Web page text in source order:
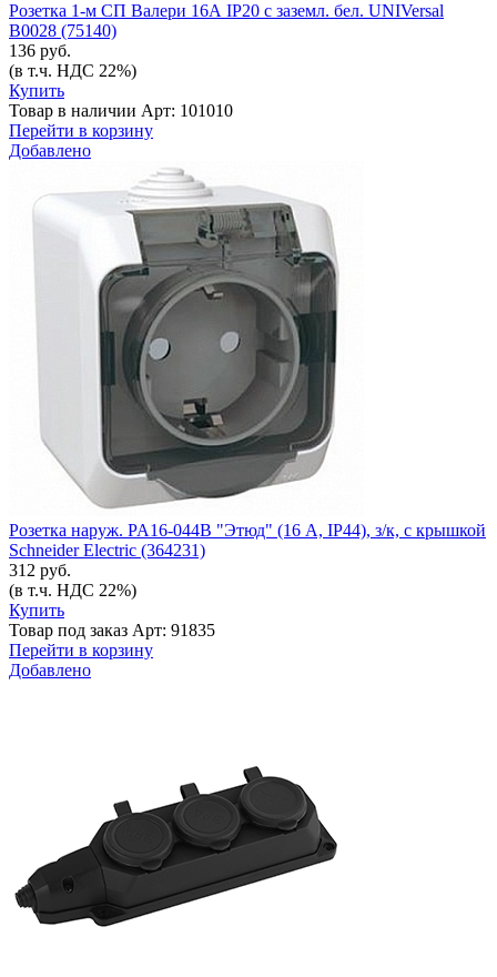
Розетка 1-м СП Валери 16А IP20 с заземл. бел. UNIVersal
В0028 (75140)
136 руб.
(в т.ч. НДС 22%)
Купить
Товар в наличии Арт: 101010
Перейти в корзину
Добавлено
Розетка наруж. PA16-044B "Этюд" (16 А, IP44), з/к, с крышкой
Schneider Electric (364231)
312 руб.
(в т.ч. НДС 22%)
Купить
Товар под заказ Арт: 91835
Перейти в корзину
Добавлено